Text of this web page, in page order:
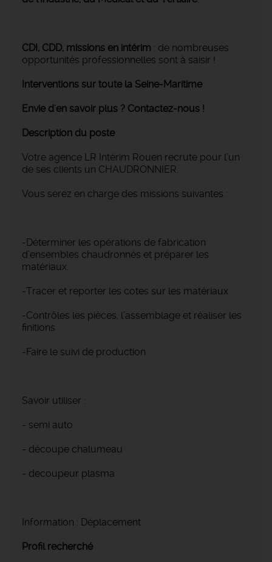
CDI, CDD, missions en intérim : de nombreuses
opportunités professionnelles sont à saisir !
Interventions sur toute la Seine-Maritime
Envie d'en savoir plus ? Contactez-nous !
Description du poste
Votre agence LR Intérim Rouen recrute pour l’un
de ses clients un CHAUDRONNIER.
Vous serez en charge des missions suivantes :
-Déterminer les opérations de fabrication
d’ensembles chaudronnés et préparer les
matériaux.
-Tracer et reporter les cotes sur les matériaux
-Contrôles les pièces, l’assemblage et réaliser les
finitions
-Faire le suivi de production
Savoir utiliser :
- semi auto
- découpe chalumeau
- decoupeur plasma
Information : Déplacement
Profil recherché